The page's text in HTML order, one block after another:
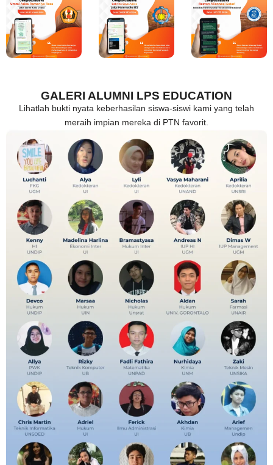
GALERI ALUMNI LPS EDUCATION
Lihatlah bukti nyata keberhasilan siswa-siswi kami yang telah
meraih impian mereka di PTN favorit.